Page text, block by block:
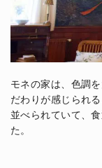
モネの家は、色調
だわりが感じられ
並べられていて、
た。